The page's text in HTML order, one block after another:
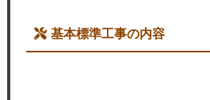
基本標準工事の内容